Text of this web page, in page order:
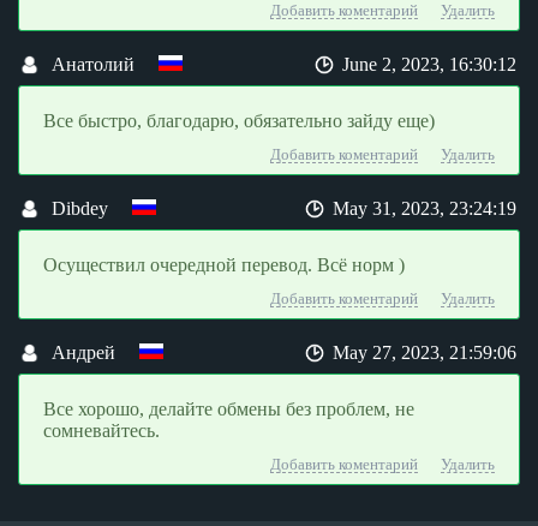
Добавить коментарий Удалить
Анатолий June 2, 2023, 16:30:12
Все быстро, благодарю, обязательно зайду еще)
Добавить коментарий Удалить
Dibdey May 31, 2023, 23:24:19
Осуществил очередной перевод. Всё норм )
Добавить коментарий Удалить
Андрей May 27, 2023, 21:59:06
Все хорошо, делайте обмены без проблем, не
сомневайтесь.
Добавить коментарий Удалить